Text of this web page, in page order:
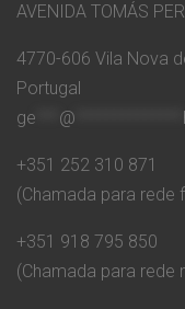
AVENIDA TOMÁS
4770-606 Vila Nova
Portugal
ge
@
+351 252 310 871
(Chamada para rede
+351 918 795 850
(Chamada para rede